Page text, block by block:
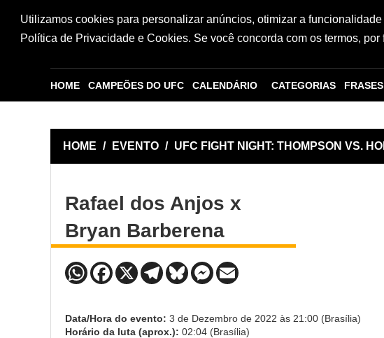
Utilizamos cookies para personalizar anúncios, otimizar a
Política de Privacidade e Cookies. Se você concorda com os termos, por
HOME CAMPEÕES DO UFC CALENDÁRIO CATEGORIAS
HOME / EVENTO / UFC FIGHT NIGHT: THOMPSON VS.
Rafael dos Anjos x
Bryan Barberena
Data/Hora do evento: 3 de Dezembro de 2022 às 21:00 (Brasília)
Horário da luta (aprox.): 02:04 (Brasília)